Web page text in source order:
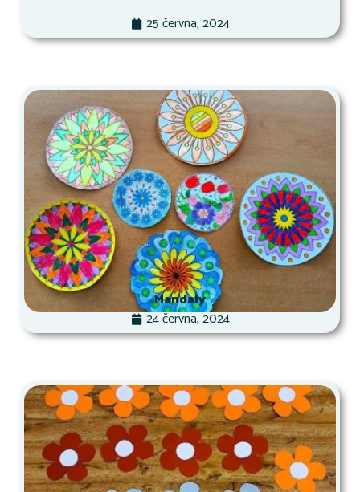
25 června, 2024
Mandaly
24 června, 2024